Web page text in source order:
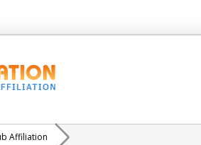
Affiliation